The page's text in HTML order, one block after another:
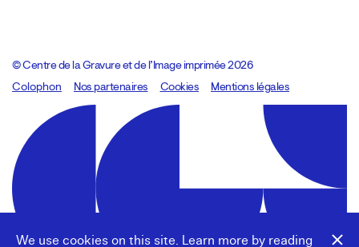
We use cookies on this site. Learn more by reading
© Centre de la Gravure et de l’Image imprimée 2026
Colophon
Design:Marcel Kaczmarek, code:8080.studio
Nos partenaires Cookies Mentions légales